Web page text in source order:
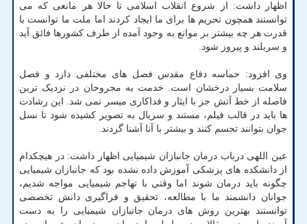
اظهار داشت: از شروع انقلاب اسلامی تا حالا هر مانعی که می
توانستند همچون تحریم ها برای ما ایجاد کردند اما ملت ما توانست با
قدرت هر چه بیشتر بر موانع به وجود آمده از طرف کشورها فائق آید
و سربلند و پیروز شود.
وی افزود: حماسه دفاع مقدس فصل های مختلفی دارد و فصل
سلامت بسیار درخشان است. خدمت به مجروحان در نزدیک ترین
فاصله از خط آتش جز با ایثار و فداکاری میسر نمی شد. این رشادت
ها باید در قالب فیلم، مستند و سریال به تصویر کشیده شود تا نسل
جوان بتوانند تجسم کنند و بیشتر با آنا آشنا گردند.
عین اللهی درباب درمان جانبازان شیمیایی اظهار داشت: در هیچکدام
از دانشکده های پزشکی آموزش داده نشده بود که جانبازان شیمیایی
چگونه باید درمان شوند اما وقتی با تهاجم شیمیایی مواجه شدیم،
جوانان دانشمند ما با مطالعه، تحقیق و فراگیری دانش تخصصی
توانستند بهترین روش های درمان جانبازان شیمیایی را به دست